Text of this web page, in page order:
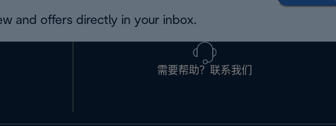
and offers directly in your inbox.
需要帮助？联系我们